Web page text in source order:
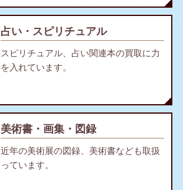
占い・スピリチュアル
スピリチュアル、占い関連本の買取に力
を入れています。
美術書・画集・図録
近年の美術展の図録、美術書なども取扱
っています。